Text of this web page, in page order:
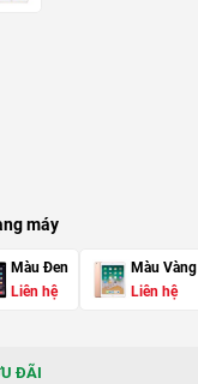
máy
Màu Đen
Liên hệ
Màu Vàng
Liên hệ
ĐÃI